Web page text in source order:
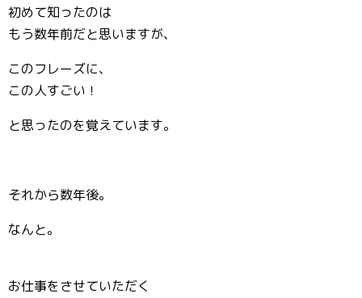
初めて知ったのは
もう数年前だと思いますが、
このフレーズに、
この人すごい！
と思ったのを覚えています。
それから数年後。
なんと。
お仕事をさせていただく